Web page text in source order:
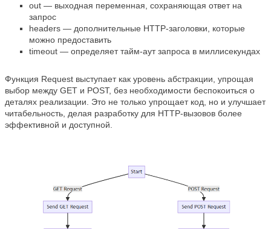
out — выходная переменная, сохраняющая ответ на
запрос
headers — дополнительные HTTP-заголовки, которые
можно предоставить
timeout — определяет тайм-аут запроса в миллисекундах
Функция Request выступает как уровень абстракции, упрощая
выбор между GET и POST, без необходимости беспокоиться о
деталях реализации. Это не только упрощает код, но и улучшает
читабельность, делая разработку для HTTP-вызовов более
эффективной и доступной.